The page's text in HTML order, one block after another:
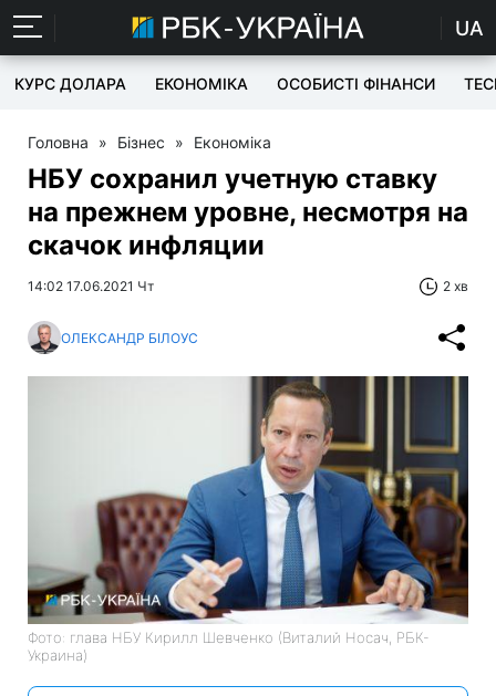
UA
КУРС ДОЛАРА ЕКОНОМІКА ОСОБИСТІ ФІНАНСИ
Головна » Бізнес » Економіка
НБУ сохранил учетную ставку
на прежнем уровне, несмотря на
скачок инфляции
14:02 17.06.2021 Чт 2 хв
ОЛЕКСАНДР БІЛОУС
Фото: глава НБУ Кирилл Шевченко (Виталий Носач, РБК-
Украина)